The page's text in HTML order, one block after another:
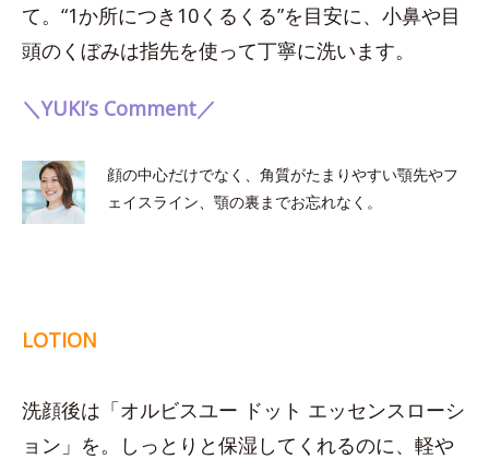
て。“1か所につき10くるくる”を目安に、小鼻や目
頭のくぼみは指先を使って丁寧に洗います。
＼YUKI’s Comment／
顔の中心だけでなく、角質がたまりやすい顎先やフ
ェイスライン、顎の裏までお忘れなく。
LOTION
洗顔後は「オルビスユー ドット エッセンスローシ
ョン」を。しっとりと保湿してくれるのに、軽や